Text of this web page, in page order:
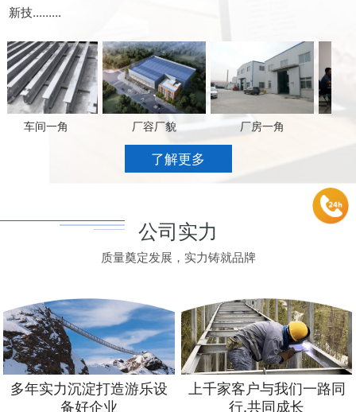
新技.........
车间一角 厂容厂貌 厂房一角
了解更多
公司实力
质量奠定发展，实力铸就品牌
多年实力沉淀打造游乐设
备好企业
上千家客户与我们一路同
行,共同成长